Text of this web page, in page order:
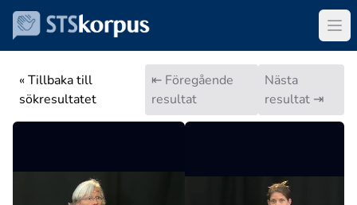
« Tillbaka till
sökresultatet
⇤ Föregående
resultat
Nästa
resultat ⇥